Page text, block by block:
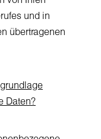
und in
übertragenen
Daten?